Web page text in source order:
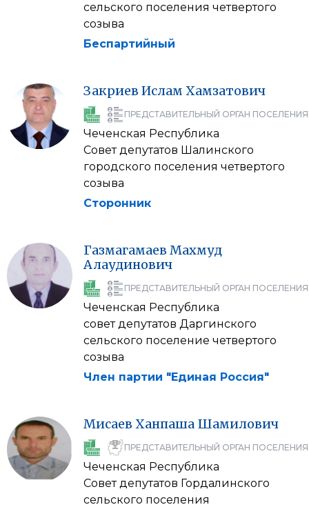
сельского поселения четвертого
созыва
Беспартийный
Закриев Ислам Хамзатович
ПРЕДСТАВИТЕЛЬНЫЙ ОРГАН ПОСЕЛЕНИЯ
Чеченская Республика
Совет депутатов Шалинского
городского поселения четвертого
созыва
Сторонник
Газмагамаев Махмуд
Алаудинович
ПРЕДСТАВИТЕЛЬНЫЙ ОРГАН ПОСЕЛЕНИЯ
Чеченская Республика
совет депутатов Даргинского
сельского поселение четвертого
созыва
Член партии "Единая Россия"
Мисаев Ханпаша Шамилович
ПРЕДСТАВИТЕЛЬНЫЙ ОРГАН ПОСЕЛЕНИЯ
Чеченская Республика
Совет депутатов Гордалинского
сельского поселения